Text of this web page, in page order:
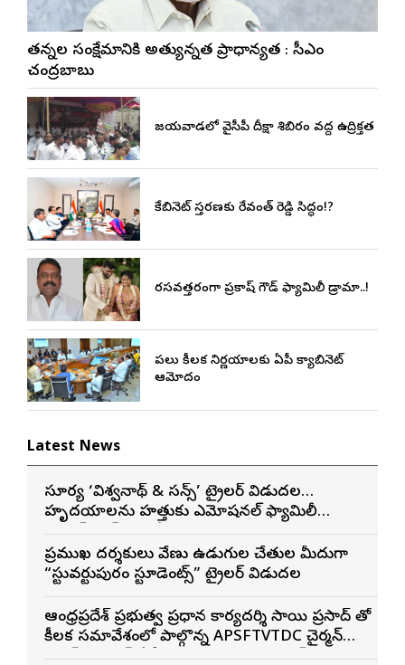
నేతన్నల సంక్షేమానికి అత్యున్నత ప్రాధాన్యత : సీఎం
చంద్రబాబు
విజయవాడలో వైసీపీ దీక్షా శిబిరం వద్ద ఉద్రిక్తత
కేబినెట్ విస్తరణకు రేవంత్ రెడ్డి సిద్ధం!?
రసవత్తరంగా ప్రకాష్ గౌడ్ ఫ్యామిలీ డ్రామా..!
పలు కీలక నిర్ణయాలకు ఏపీ క్యాబినెట్
ఆమోదం
Latest News
సూర్య ‘విశ్వనాథ్ & సన్స్’ ట్రైలర్ విడుదల…
హృదయాలను హత్తుకునే ఎమోషనల్ ఫ్యామిలీ
ప్రముఖ దర్శకులు వేణు ఉడుగుల చేతుల మీదుగా
“స్టువర్టుపురం స్టూడెంట్స్” ట్రైలర్ విడుదల
ఆంధ్రప్రదేశ్ ప్రభుత్వ ప్రధాన కార్యదర్శి సాయి ప్రసాద్ తో
కీలక సమావేశంలో పాల్గొన్న APSFTVTDC చైర్మన్